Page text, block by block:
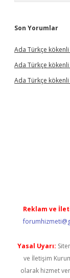
Son Yorumlar
Ada Türkçe kökenli
Ada Türkçe kökenli
Ada Türkçe kökenli
Reklam ve
Yasal Uyarı:
ve İletişim
olarak hizmet